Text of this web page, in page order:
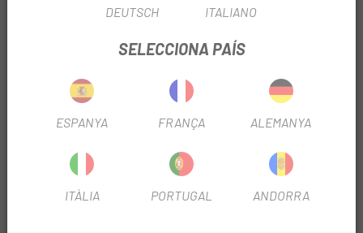
proporciona un acoblament ràpid i fiabilitat d'alt nivell.
un perfil de llanta lleuger i resistent i una llanta
boixa Infinity Sistema de roda lliure de doble trinquet ID360
. Tecnologia Tubeless Ready - Un perfil de llanta tubeless i
DEUTSCH ITALIANO
SELECCIONA PAÍS
ESPANYA FRANÇA ALEMANYA
ITÀLIA PORTUGAL ANDORRA